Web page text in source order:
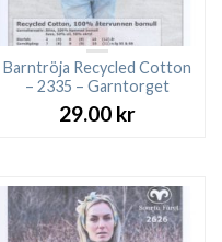
Barntröja Recycled Cotton
– 2335 – Garntorget
29.00 kr